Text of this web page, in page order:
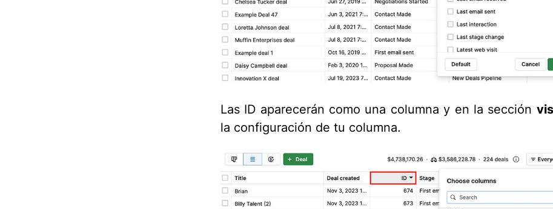
Las ID aparecerán como una columna y en la sección
la configuración de tu columna.